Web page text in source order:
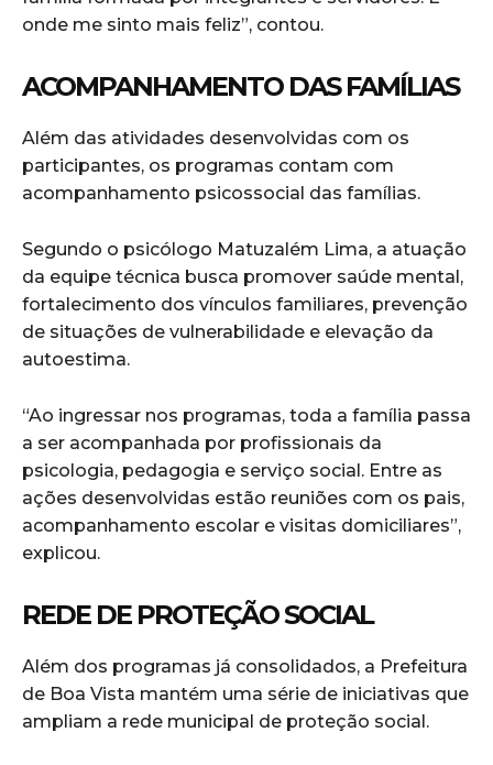
onde me sinto mais feliz”, contou.
ACOMPANHAMENTO DAS FAMÍLIAS
Além das atividades desenvolvidas com os
participantes, os programas contam com
acompanhamento psicossocial das famílias.
Segundo o psicólogo Matuzalém Lima, a atuação
da equipe técnica busca promover saúde mental,
fortalecimento dos vínculos familiares, prevenção
de situações de vulnerabilidade e elevação da
autoestima.
“Ao ingressar nos programas, toda a família passa
a ser acompanhada por profissionais da
psicologia, pedagogia e serviço social. Entre as
ações desenvolvidas estão reuniões com os pais,
acompanhamento escolar e visitas domiciliares”,
explicou.
REDE DE PROTEÇÃO SOCIAL
Além dos programas já consolidados, a Prefeitura
de Boa Vista mantém uma série de iniciativas que
ampliam a rede municipal de proteção social.